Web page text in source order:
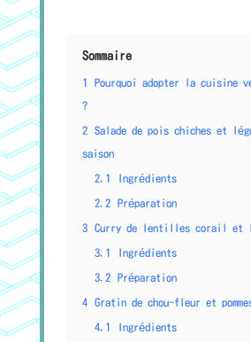
Sommaire
1
Pourquoi adopter la cuisine
?
2
Salade de pois chiches et
saison
2.1 Ingrédients
2.2 Préparation
3 Curry de lentilles corail et
3.1 Ingrédients
3.2 Préparation
4 Gratin de chou-fleur et
4.1 Ingrédients